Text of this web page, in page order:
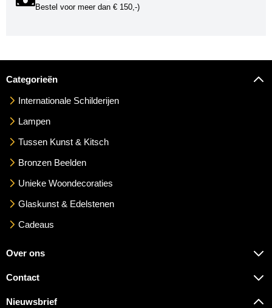
Bestel voor meer dan € 150,-)
Categorieën
Internationale Schilderijen
Lampen
Tussen Kunst & Kitsch
Bronzen Beelden
Unieke Woondecoraties
Glaskunst & Edelstenen
Cadeaus
Over ons
Contact
Nieuwsbrief